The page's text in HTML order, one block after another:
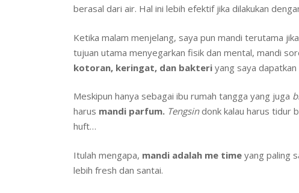
berasal dari air. Hal ini lebih efektif jika dilakukan
Ketika malam menjelang, saya pun mandi terutama
tujuan utama menyegarkan fisik dan mental, mandi
kotoran, keringat, dan bakteri yang saya
Meskipun hanya sebagai ibu rumah tangga yang juga
harus mandi parfum. Tengsindonk kalau harus tidur
huft…
Itulah mengapa, mandi adalah me time yang paling
lebih fresh dan santai.